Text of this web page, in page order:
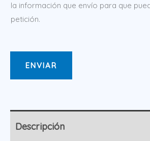
la información que envío para que
petición.
ENVIAR
Descripción